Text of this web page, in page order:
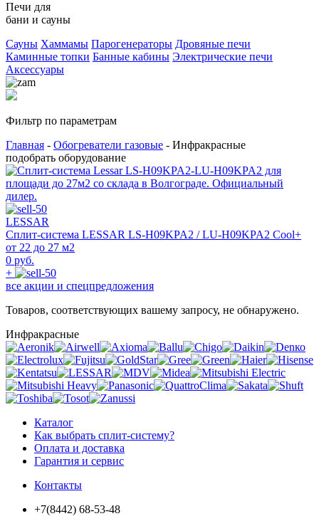
Печи для
бани и сауны
Сауны Хаммамы Парогенераторы Дровяные печи
Каминные топки Банные кабины Электрические печи
Аксессуары
Фильтр по параметрам
Главная - Обогреватели газовые - Инфракрасные
подобрать оборудование
LESSAR
Сплит-система LESSAR LS-H09KPA2 / LU-H09KPA2 Cool+
от 22 до 27 м2
0 руб.
+
все акции и спецпредложения
Товаров, соответствующих вашему запросу, не обнаружено.
Инфракрасные
Каталог
Как выбрать сплит-систему?
Оплата и доставка
Гарантия и сервис
Контакты
+7(8442) 68-53-48